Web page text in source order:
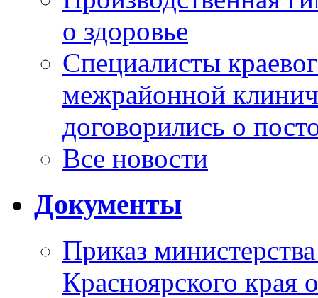
о здоровье
Специалисты
межрайонной
договорились о
Все новости
Документы
Приказ
Красноярского